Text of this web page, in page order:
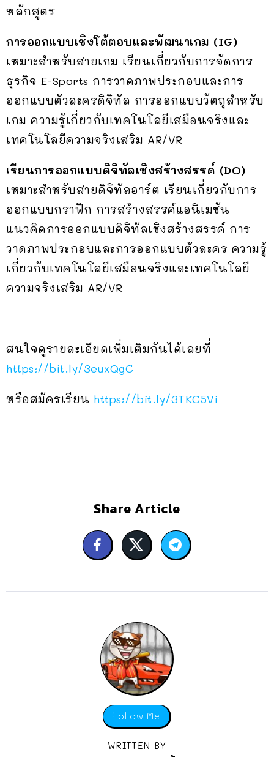
หลักสูตร
การออกแบบเชิงโต้ตอบและพัฒนาเกม (IG)
เหมาะสำหรับสายเกม เรียนเกี่ยวกับการจัดการ
ธุรกิจ E-Sports การวาดภาพประกอบและการ
ออกแบบตัวละครดิจิทัล การออกแบบวัตถุสำหรับ
เกม ความรู้เกี่ยวกับเทคโนโลยีเสมือนจริงและ
เทคโนโลยีความจริงเสริม AR/VR
เรียนการออกแบบดิจิทัลเชิงสร้างสรรค์ (DO)
เหมาะสำหรับสายดิจิทัลอาร์ต เรียนเกี่ยวกับการ
ออกแบบกราฟิก การสร้างสรรค์แอนิเมชัน
แนวคิดการออกแบบดิจิทัลเชิงสร้างสรรค์ การ
วาดภาพประกอบและการออกแบบตัวละคร ความรู้
เกี่ยวกับเทคโนโลยีเสมือนจริงและเทคโนโลยี
ความจริงเสริม AR/VR
สนใจดูรายละเอียดเพิ่มเติมกันได้เลยที่
https://bit.ly/3euxQgC
หรือสมัครเรียน https://bit.ly/3TKC5Vi
Share Article
Follow Me
WRITTEN BY